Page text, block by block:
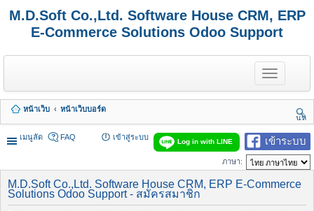
M.D.Soft Co.,Ltd. Software House CRM, ERP
E-Commerce Solutions Odoo Support
T
o
g
e
n
a
v
i
a
หน้าเว็บ
หน้าเว็บบอร์ด
นห
า
เมนูลัด
เข้าระบบ
Log in with LINE
FAQ เข้าสู่ระบบ
ภาษา:
M.D.Soft Co.,Ltd. Software House CRM, ERP E-Commerce
Solutions Odoo Support - สมัครสมาชิก